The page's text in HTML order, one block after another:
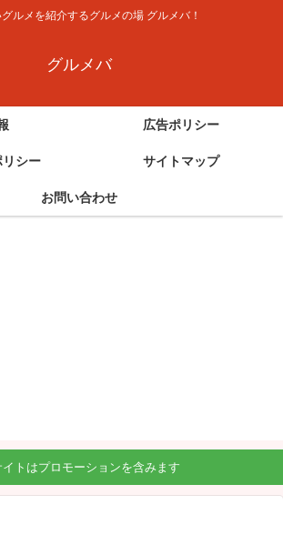
ルメを紹介するグルメの場 グルメバ！
グルメバ
広告ポリシー
リシー サイトマップ
お問い合わせ
イトはプロモーションを含みます